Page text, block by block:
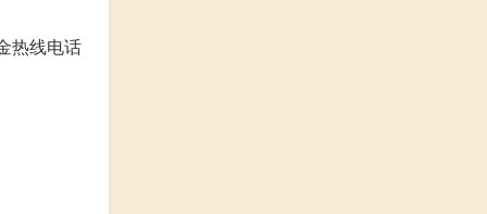
热线电话